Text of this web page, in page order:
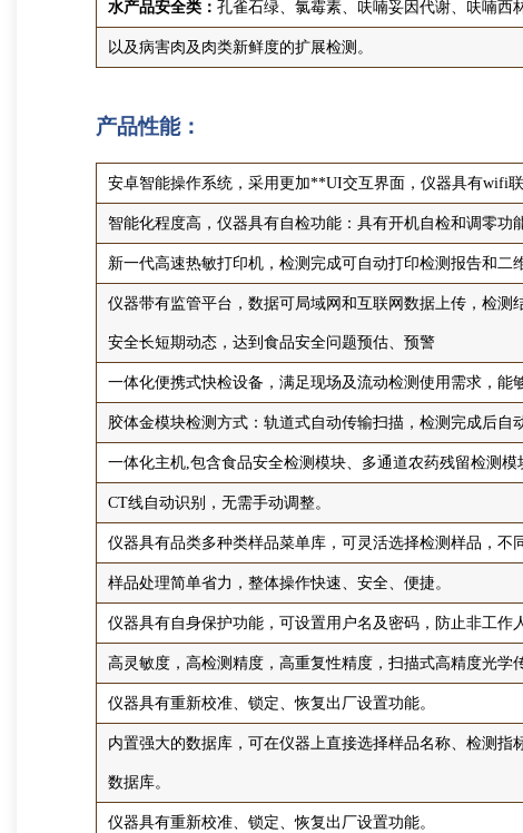
水产品安全类：孔雀石绿、氯霉素、呋喃妥因代谢、呋喃西
以及病害肉及肉类新鲜度的扩展检测。
产品性能：
安卓智能操作系统，采用更加**UI交互界面，仪器具有wifi
智能化程度高，仪器具有自检功能：具有开机自检和调零功
新一代高速热敏打印机，检测完成可自动打印检测报告和二
仪器带有监管平台，数据可局域网和互联网数据上传，检
安全长短期动态，达到食品安全问题预估、预警
一体化便携式快检设备，满足现场及流动检测使用需求，能
胶体金模块检测方式：轨道式自动传输扫描，检测完成后自
一体化主机,包含食品安全检测模块、多通道农药残留检测模
CT线自动识别，无需手动调整。
仪器具有品类多种类样品菜单库，可灵活选择检测样品，不
样品处理简单省力，整体操作快速、安全、便捷。
仪器具有自身保护功能，可设置用户名及密码，防止非工作
高灵敏度，高检测精度，高重复性精度，扫描式高精度光学
仪器具有重新校准、锁定、恢复出厂设置功能。
内置强大的数据库，可在仪器上直接选择样品名称、检测
数据库。
仪器具有重新校准、锁定、恢复出厂设置功能。